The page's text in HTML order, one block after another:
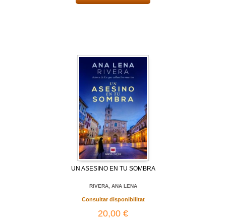
UN ASESINO EN TU SOMBRA
RIVERA, ANA LENA
Consultar disponibilitat
20,00 €